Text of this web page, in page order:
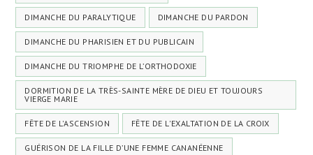
DIMANCHE DU PARALYTIQUE DIMANCHE DU PARDON
DIMANCHE DU PHARISIEN ET DU PUBLICAIN
DIMANCHE DU TRIOMPHE DE L’ORTHODOXIE
DORMITION DE LA TRÈS-SAINTE MÈRE DE DIEU ET TOUJOURS
VIERGE MARIE
FÊTE DE L'ASCENSION FÊTE DE L'EXALTATION DE LA CROIX
GUÉRISON DE LA FILLE D’UNE FEMME CANANÉENNE